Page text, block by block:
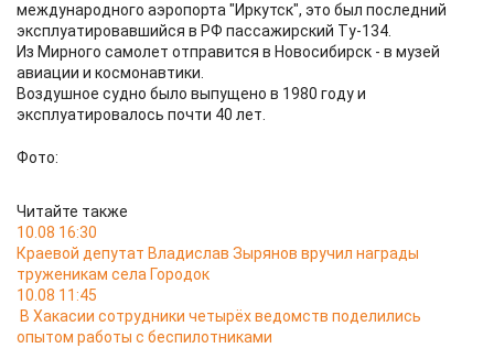
международного аэропорта "Иркутск", это был последний
эксплуатировавшийся в РФ пассажирский Ту-134.
Из Мирного самолет отправится в Новосибирск - в музей
авиации и космонавтики.
Воздушное судно было выпущено в 1980 году и
эксплуатировалось почти 40 лет.
Фото:
Читайте также
10.08 16:30
Краевой депутат Владислав Зырянов вручил награды
труженикам села Городок
10.08 11:45
В Хакасии сотрудники четырёх ведомств поделились
опытом работы с беспилотниками